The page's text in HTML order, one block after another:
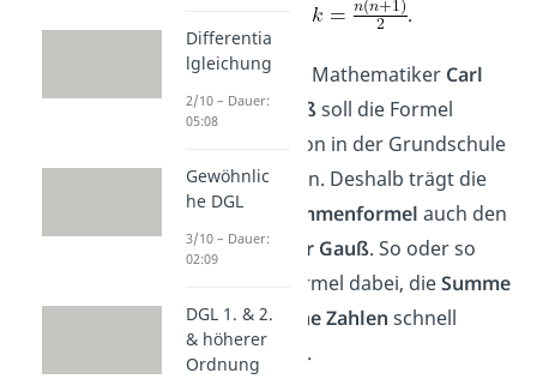
.
Der berühmte Mathematiker Carl
Friedrich Gaußsoll die Formel
angeblich schon in der Grundschule
entdeckt haben. Deshalb trägt die
Gaußsche Summenformel auch den
NamenKleiner Gauß. So oder so
hilft dir die Formel dabei, dieSumme
übernatürliche Zahlen schnell
auszurechnen.
Differentia
lgleichung
2/10 – Dauer:
05:08
Gewöhnlic
he DGL
3/10 – Dauer:
02:09
DGL 1. & 2.
& höherer
Ordnung